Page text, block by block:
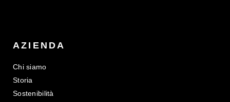
AZIENDA
Chi siamo
Storia
Sostenibilità